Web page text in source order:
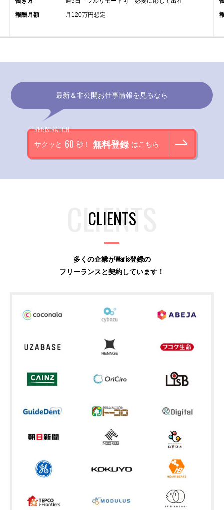
報酬月額
月120万円想定
最新＆非公開お仕事情報を見るなら
REGISTRATION
サクッと 60 秒！ 無料登録 はこちら
CLIENTS
多くの企業がWaris登録の
フリーランスと契約しています！